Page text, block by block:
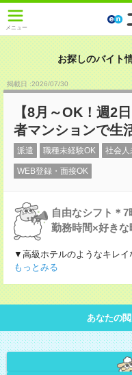
メニュー
お探しのバイト
掲載日 :2026/07/30
【8月～OK！週2
者マンションで生
派遣 職種未経験OK 社会人
WEB登録・面接OK
自由なシフト＊
勤務時間×好きな
▼高級ホテルのようなキレイ
もっとみる
あなたの